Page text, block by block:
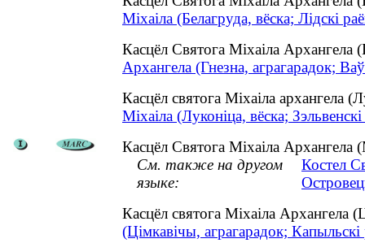
Міхаіла (Белагруда, вёска; Лідскі
Касцёл Святога Міхаіла
Архангела (Гнезна, аграгарадок;
Касцёл святога Міхаіла архангела
Міхаіла (Луконіца, вёска;
Касцёл Святога Міхаіла Архангела
См. также на другом
языке:
Костел
Касцёл святога Міхаіла
(Цімкавічы, аграгарадок; Капыльскі